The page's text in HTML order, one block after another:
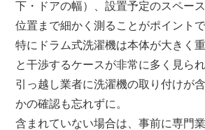
下・ドアの幅）、設置予定のスペー
位置まで細かく測ることがポイントで
特にドラム式洗濯機は本体が大きく
と干渉するケースが非常に多く見られ
引っ越し業者に洗濯機の取り付けが
かの確認も忘れずに。
含まれていない場合は、事前に専門